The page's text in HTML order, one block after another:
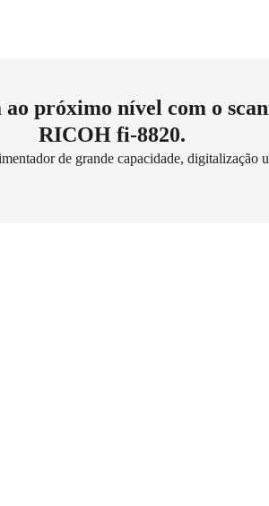
ao próximo nível com o
RICOH fi-8820.
de grande capacidade, digitalização